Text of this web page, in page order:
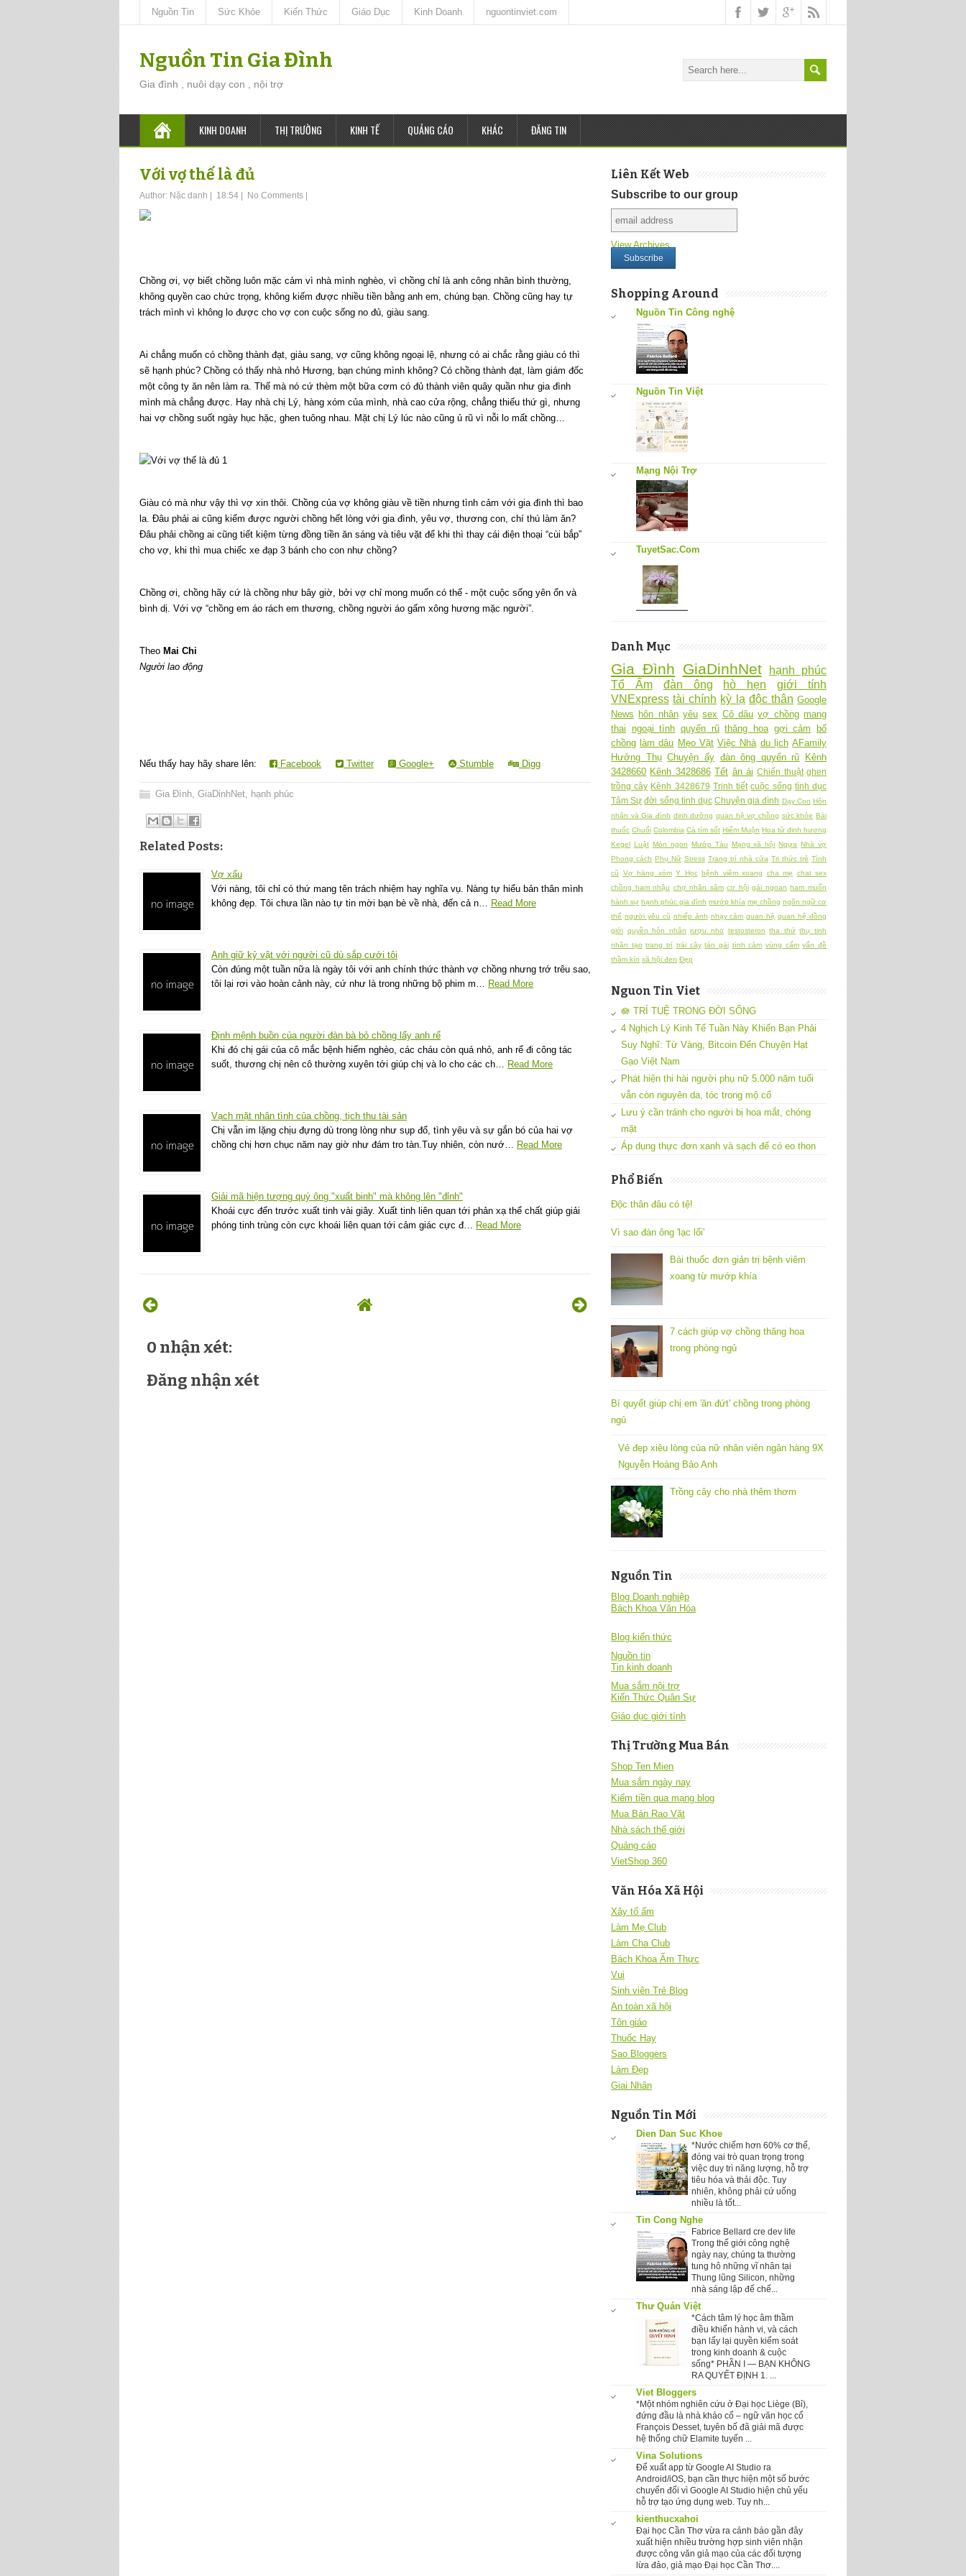
Nguồn Tin Sức Khỏe Kiến Thức Giáo Dục Kinh Doanh nguontinviet.com
Nguồn Tin Gia Đình
Gia đình , nuôi dạy con , nội trợ
KINH DOANH THỊ TRƯỜNG KINH TẾ QUẢNG CÁO KHÁC ĐĂNG TIN
Với vợ thế là đủ
Author: Nặc danh 18:54 No Comments
Chồng ơi, vợ biết chồng luôn mặc cảm vì nhà mình nghèo, vì chồng chỉ là anh công nhân bình thường,
không quyền cao chức trọng, không kiếm được nhiều tiền bằng anh em, chúng bạn. Chồng cũng hay tự
trách mình vì không lo được cho vợ con cuộc sống no đủ, giàu sang.
Ai chẳng muốn có chồng thành đạt, giàu sang, vợ cũng không ngoại lệ, nhưng có ai chắc rằng giàu có thì
sẽ hạnh phúc? Chồng có thấy nhà nhỏ Hương, bạn chúng mình không? Có chồng thành đạt, làm giám đốc
một công ty ăn nên làm ra. Thế mà nó cứ thèm một bữa cơm có đủ thành viên quây quần như gia đình
mình mà chẳng được. Hay nhà chị Lý, hàng xóm của mình, nhà cao cửa rộng, chẳng thiếu thứ gì, nhưng
hai vợ chồng suốt ngày hục hặc, ghen tuông nhau. Mặt chị Lý lúc nào cũng ủ rũ vì nỗi lo mất chồng…
Giàu có mà như vậy thì vợ xin thôi. Chồng của vợ không giàu về tiền nhưng tình cảm với gia đình thì bao
la. Đâu phải ai cũng kiếm được người chồng hết lòng với gia đình, yêu vợ, thương con, chí thú làm ăn?
Đâu phải chồng ai cũng tiết kiệm từng đồng tiền ăn sáng và tiêu vặt để khi thì thay cái điện thoại “cùi bắp”
cho vợ, khi thì mua chiếc xe đạp 3 bánh cho con như chồng?
Chồng ơi, chồng hãy cứ là chồng như bây giờ, bởi vợ chỉ mong muốn có thế - một cuộc sống yên ổn và
bình dị. Với vợ “chồng em áo rách em thương, chồng người áo gấm xông hương mặc người”.
Theo Mai Chi
Người lao động
Nếu thấy hay hãy share lên: Facebook Twitter Google+ Stumble Digg
Gia Đình, GiaDinhNet, hạnh phúc
Related Posts:
Vợ xấu
Với nàng, tôi chỉ có thứ mang tên trách nhiệm hay nghĩa vụ. Nàng tự hiểu bản thân mình
không đẹp. Tôi chưa lần nào tự tin mời bạn bè về nhà, đến cả n…
Read More
Anh giữ kỷ vật với người cũ dù sắp cưới tôi
Còn đúng một tuần nữa là ngày tôi với anh chính thức thành vợ chồng nhưng trớ trêu sao,
tôi lại rơi vào hoàn cảnh này, cứ như là trong những bộ phim m…
Read More
Định mệnh buồn của người đàn bà bỏ chồng lấy anh rể
Khi đó chị gái của cô mắc bệnh hiểm nghèo, các cháu còn quá nhỏ, anh rể đi công tác
suốt, thương chị nên cô thường xuyên tới giúp chị và lo cho các ch…
Read More
Vạch mặt nhân tình của chồng, tịch thu tài sản
Chị vẫn im lặng chịu đựng dù trong lòng như sụp đổ, tình yêu và sự gắn bó của hai vợ
chồng chị hơn chục năm nay giờ như đám tro tàn.Tuy nhiên, còn nướ…
Read More
Giải mã hiện tượng quý ông "xuất binh" mà không lên "đỉnh"
Khoái cực đến trước xuất tinh vài giây. Xuất tinh liên quan tới phản xạ thể chất giúp giải
phóng tinh trùng còn cực khoái liên quan tới cảm giác cực đ…
Read More
0 nhận xét:
Đăng nhận xét
Liên Kết Web
Subscribe to our group
View Archives
Shopping Around
Nguồn Tin Công nghệ
Nguồn Tin Việt
Mạng Nội Trợ
TuyetSac.Com
Danh Mục
Gia Đình GiaDinhNet
hạnh phúc
Tổ Ấm
đàn ông hò hẹn
giới tính
VNExpress tài chính kỳ lạ độc thân Google
News hôn nhân yêu sex Cô dâu vợ chồng mang
thai ngoại tình quyến rũ thăng hoa gợi cảm
bố
chồng làm dâu Mẹo Vặt Việc Nhà du lịch AFamily
Hưởng Thụ Chuyện ấy đàn ông quyến rũ
Kênh
3428660 Kênh 3428686 Tết ân ái Chiến thuật ghen
trồng cây Kênh 3428679 Trinh tiết cuộc sống tình dục
Tâm Sự đời sống tình dục Chuyện gia đình Dạy Con Hôn
nhân và Gia đình dinh dưỡng quan hệ vợ chồng sức khỏe Bài
thuốc Chuối Colombia Cà tím sốt Hiếm Muộn Hoa tử đinh hương
Kegel Luật Món ngon Mướp Tàu Mạng xã hội Ngựa Nhà vợ
Phong cách Phụ Nữ Stress Trang trí nhà cửa Tri thức trẻ Tình
cũ
Vợ hàng xóm Y Học bệnh viêm xoang cha mẹ
chat sex
chồng ham nhậu chợ nhân sâm cơ hội gái ngoan ham muốn
hành sự hạnh phúc gia đình mướp khía mẹ chồng ngôn ngữ cơ
thể người yêu cũ nhiếp ảnh nhạy cảm quan hệ quan hệ đồng
giới quyền hôn nhân rượu nho testosteron tha thứ thụ tinh
nhân tạo trang trí trái cây tán gái tình cảm vùng cấm vấn đề
thầm kín xã hội đen Đẹp
Nguon Tin Viet
🪷 TRÍ TUỆ TRONG ĐỜI SỐNG
4 Nghịch Lý Kinh Tế Tuần Này Khiến Bạn Phải
Suy Nghĩ: Từ Vàng, Bitcoin Đến Chuyện Hạt
Gạo Việt Nam
Phát hiện thi hài người phụ nữ 5.000 năm tuổi
vẫn còn nguyên da, tóc trong mộ cổ
Lưu ý cần tránh cho người bị hoa mắt, chóng
mặt
Áp dụng thực đơn xanh và sạch để có eo thon
Phổ Biến
Độc thân đâu có tệ!
Vì sao đàn ông 'lạc lối'
Bài thuốc đơn giản trị bệnh viêm
xoang từ mướp khía
7 cách giúp vợ chồng thăng hoa
trong phòng ngủ
Bí quyết giúp chị em 'ăn đứt' chồng trong phòng
ngủ
Vẻ đẹp xiêu lòng của nữ nhân viên ngân hàng 9X
Nguyễn Hoàng Bảo Anh
Trồng cây cho nhà thêm thơm
Nguồn Tin
Blog Doanh nghiệp
Bách Khoa Văn Hóa
Blog kiến thức
Nguồn tin
Tin kinh doanh
Mua sắm nội trợ
Kiến Thức Quân Sự
Giáo dục giới tính
Thị Trường Mua Bán
Shop Ten Mien
Mua sắm ngày nay
Kiếm tiền qua mạng blog
Mua Bán Rao Vặt
Nhà sách thế giới
Quảng cáo
VietShop 360
Văn Hóa Xã Hội
Xây tổ ấm
Làm Mẹ Club
Làm Cha Club
Bách Khoa Ẩm Thực
Vui
Sinh viên Trẻ Blog
An toàn xã hội
Tôn giáo
Thuốc Hay
Sao Bloggers
Làm Đẹp
Giai Nhân
Nguồn Tin Mới
Dien Dan Suc Khoe
*Nước chiếm hơn 60% cơ thể,
đóng vai trò quan trọng trong
việc duy trì năng lượng, hỗ trợ
tiêu hóa và thải độc. Tuy
nhiên, không phải cứ uống
nhiều là tốt...
Tin Cong Nghe
Fabrice Bellard cre dev life
Trong thế giới công nghệ
ngày nay, chúng ta thường
tung hô những vĩ nhân tại
Thung lũng Silicon, những
nhà sáng lập đế chế...
Thư Quán Việt
*Cách tâm lý học âm thầm
điều khiển hành vi, và cách
bạn lấy lại quyền kiểm soát
trong kinh doanh & cuộc
sống* PHẦN I — BẠN KHÔNG
RA QUYẾT ĐỊNH 1. ...
Viet Bloggers
*Một nhóm nghiên cứu ở Đại học Liège (Bỉ),
đứng đầu là nhà khảo cổ – ngữ văn học cổ
François Desset, tuyên bố đã giải mã được
hệ thống chữ Elamite tuyến ...
Vina Solutions
Để xuất app từ Google AI Studio ra
Android/iOS, bạn cần thực hiện một số bước
chuyển đổi vì Google AI Studio hiện chủ yếu
hỗ trợ tạo ứng dụng web. Tuy nh...
kienthucxahoi
Đại học Cần Thơ vừa ra cảnh báo gần đây
xuất hiện nhiều trường hợp sinh viên nhận
được công văn giả mạo của các đối tượng
lừa đảo, giả mạo Đại học Cần Thơ....